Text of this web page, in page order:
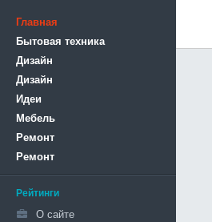
Главная
Бытовая техника
Дизайн
Дизайн
Идеи
Мебель
Ремонт
Ремонт
Рейтинги
О сайте